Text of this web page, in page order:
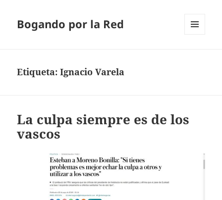
Bogando por la Red
Etiqueta:Ignacio Varela
La culpa siempre es de los
vascos